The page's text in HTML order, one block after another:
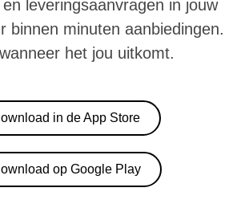
leveringsaanvragen in jouw
binnen minuten aanbiedingen.
het jou uitkomt.
in de App Store
op Google Play